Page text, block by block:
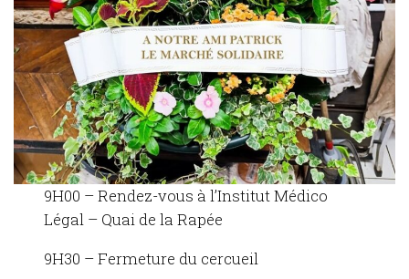
9H00 – Rendez-vous à l’Institut Médico
Légal – Quai de la Rapée
9H30 – Fermeture du cercueil